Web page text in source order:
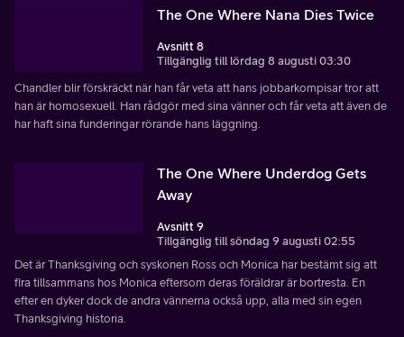
The One Where Nana Dies Twice
Avsnitt 8
Tillgänglig till lördag 8 augusti 03:30
Chandler blir förskräckt när han får veta att hans jobbarkompisar tror att
han är homosexuell. Han rådgör med sina vänner och får veta att även de
har haft sina funderingar rörande hans läggning.
The One Where Underdog Gets
Away
Avsnitt 9
Tillgänglig till söndag 9 augusti 02:55
Det är Thanksgiving och syskonen Ross och Monica har bestämt sig att
fira tillsammans hos Monica eftersom deras föräldrar är bortresta. En
efter en dyker dock de andra vännerna också upp, alla med sin egen
Thanksgiving historia.